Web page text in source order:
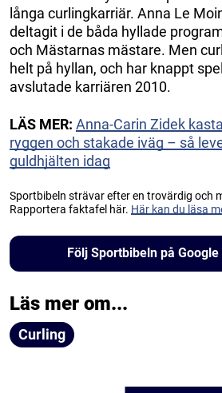
långa curlingkarriär. Anna Le
deltagit i de båda hyllade
och Mästarnas mästare. Men
helt på hyllan, och har knappt
avslutade karriären 2010.
LÄS MER: Anna-Carin Zidek
ryggen och stakade iväg – så
guldhjälten idag
Sportbibeln strävar efter en trovärdig och
Rapportera faktafel här. Här kan du läsa
Följ Sportbibeln på Google
Läs mer om...
Curling